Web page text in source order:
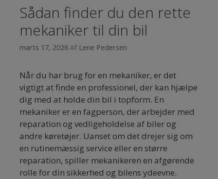
Sådan finder du den rette
mekaniker til din bil
marts 17, 2026 Af Lene Pedersen
Når du har brug for en mekaniker, er det
vigtigt at finde en professionel, der kan hjælpe
dig med at holde din bil i topform. En
mekaniker er en fagperson, der arbejder med
reparation og vedligeholdelse af biler og
andre køretøjer. Uanset om det drejer sig om
en rutinemæssig service eller en større
reparation, spiller mekanikeren en afgørende
rolle for din sikkerhed og bilens ydeevne.